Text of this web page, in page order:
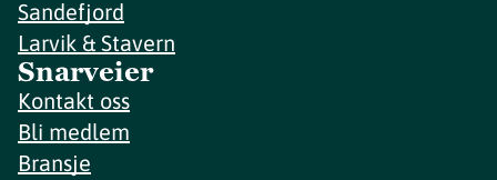
Sandefjord
Larvik & Stavern
Snarveier
Kontakt oss
Bli medlem
Bransje